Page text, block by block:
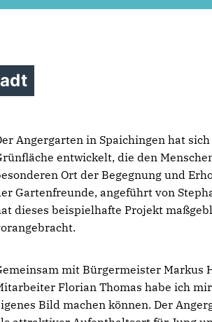
Angergarten in Spaichingen hat
entwickelt, die den
Ort der Begegnung und
Gartenfreunde, angeführt von
dieses beispielhafte Projekt
mit Bürgermeister Markus
Florian Thomas habe ich
Bild machen können. Der